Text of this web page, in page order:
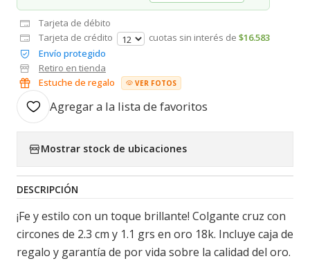
Tarjeta de débito
Tarjeta de crédito
cuotas sin interés de $16.583
Envío protegido
Retiro en tienda
Estuche de regalo
VER FOTOS
Agregar a la lista de favoritos
Mostrar stock de ubicaciones
DESCRIPCIÓN
¡Fe y estilo con un toque brillante! Colgante cruz con
circones de 2.3 cm y 1.1 grs en oro 18k. Incluye caja de
regalo y garantía de por vida sobre la calidad del oro.